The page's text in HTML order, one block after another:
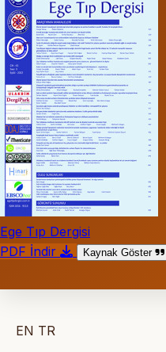
Ege Tıp Dergisi
PDF İndir
Kaynak Göster
EN TR